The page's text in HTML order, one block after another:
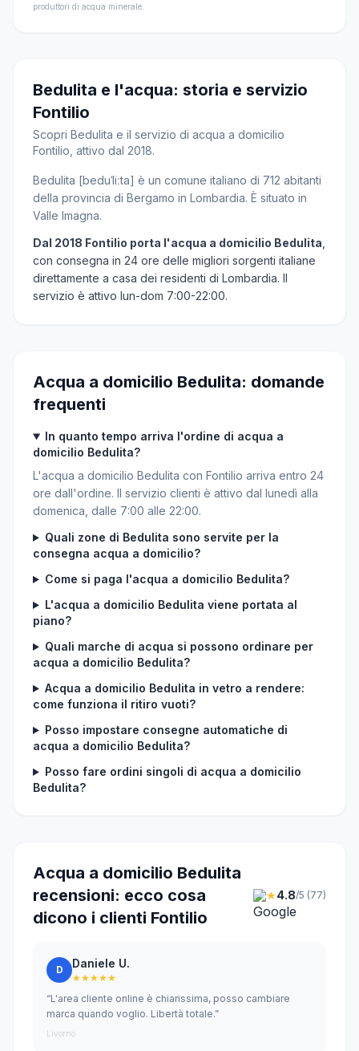
produttori di acqua minerale.
Bedulita e l'acqua: storia e servizio
Fontilio
Scopri Bedulita e il servizio di acqua a domicilio
Fontilio, attivo dal 2018.
Bedulita [beduˈliːta] è un comune italiano di 712 abitanti
della provincia di Bergamo in Lombardia. È situato in
Valle Imagna.
Dal 2018 Fontilio porta l'acqua a domicilio Bedulita
con consegna in 24 ore delle migliori sorgenti italiane
direttamente a casa dei residenti di Lombardia. Il
servizio è attivo lun-dom 7:00-22:00.
Acqua a domicilio Bedulita: domande
frequenti
In quanto tempo arriva l'ordine di acqua a
domicilio Bedulita?
L'acqua a domicilio Bedulita con Fontilio arriva entro 24
ore dall'ordine. Il servizio clienti è attivo dal lunedì alla
domenica, dalle 7:00 alle 22:00.
Quali zone di Bedulita sono servite per la
consegna acqua a domicilio?
Come si paga l'acqua a domicilio Bedulita?
L'acqua a domicilio Bedulita viene portata al
piano?
Quali marche di acqua si possono ordinare per
acqua a domicilio Bedulita?
Acqua a domicilio Bedulita in vetro a rendere:
come funziona il ritiro vuoti?
Posso impostare consegne automatiche di
acqua a domicilio Bedulita?
Posso fare ordini singoli di acqua a domicilio
Bedulita?
Acqua a domicilio Bedulita
recensioni: ecco cosa
dicono i clienti Fontilio
★4.8/5 (77)
D Daniele U.
★★★★★
“L'area cliente online è chiarissima, posso cambiare
marca quando voglio. Libertà totale.”
Livorno